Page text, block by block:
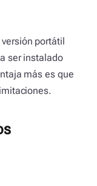
portátil
ser instalado
más es que